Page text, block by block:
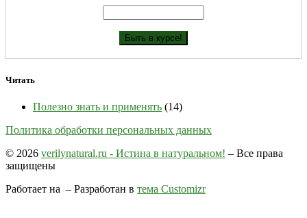
Читать
Полезно знать и применять (14)
Политика обработки персональных данных
© 2026 verilynatural.ru - Истина в натуральном! – Все права
защищены
Работает на – Разработан в тема Customizr